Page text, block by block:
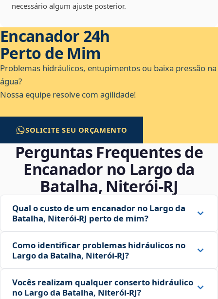
necessário algum ajuste posterior.
Encanador 24h
Perto de Mim
Problemas hidráulicos, entupimentos ou baixa pressão na
água?
Nossa equipe resolve com agilidade!
SOLICITE SEU ORÇAMENTO
Perguntas Frequentes de
Encanador no Largo da
Batalha, Niterói‑RJ
Qual o custo de um encanador no Largo da
Batalha, Niterói‑RJ perto de mim?
Como identificar problemas hidráulicos no
Largo da Batalha, Niterói‑RJ?
Vocês realizam qualquer conserto hidráulico
no Largo da Batalha, Niterói‑RJ?